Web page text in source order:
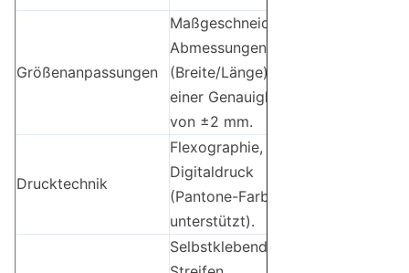
Größenanpassungen
Maßgeschneiderte
Abmessungen
(Breite/Länge) mit
einer Genauigkeit
von ±2 mm.
Drucktechnik
Flexographie,
Digitaldruck
(Pantone-Farben
unterstützt).
Selbstklebender